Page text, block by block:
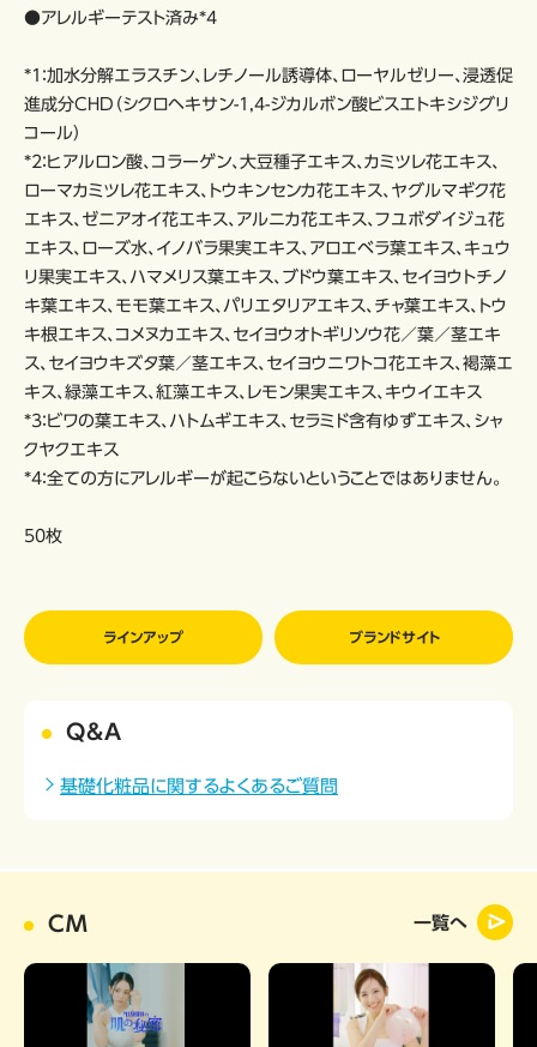
ラインアップ ブランドサイト
●アレルギーテスト済み*4
*1：加水分解エラスチン、レチノール誘導体、ローヤルゼリー、浸透促
進成分CHD（シクロヘキサン-1,4-ジカルボン酸ビスエトキシジグリ
コール）
*2：ヒアルロン酸、コラーゲン、大豆種子エキス、カミツレ花エキス、
ローマカミツレ花エキス、トウキンセンカ花エキス、ヤグルマギク花
エキス、ゼニアオイ花エキス、アルニカ花エキス、フユボダイジュ花
エキス、ローズ水、イノバラ果実エキス、アロエベラ葉エキス、キュウ
リ果実エキス、ハマメリス葉エキス、ブドウ葉エキス、セイヨウトチノ
キ葉エキス、モモ葉エキス、パリエタリアエキス、チャ葉エキス、トウ
キ根エキス、コメヌカエキス、セイヨウオトギリソウ花／葉／茎エキ
ス、セイヨウキズタ葉／茎エキス、セイヨウニワトコ花エキス、褐藻エ
キス、緑藻エキス、紅藻エキス、レモン果実エキス、キウイエキス
*3：ビワの葉エキス、ハトムギエキス、セラミド含有ゆずエキス、シャ
クヤクエキス
*4：全ての方にアレルギーが起こらないということではありません。
50枚
Q&A
基礎化粧品に関するよくあるご質問
CM 一覧へ